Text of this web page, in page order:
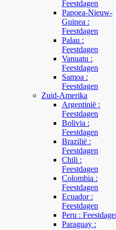
Feestdagen
Papoea-Nieuw-
Guinea :
Feestdagen
Palau :
Feestdagen
Vanuatu :
Feestdagen
Samoa :
Feestdagen
Zuid-Amerika
Argentinië :
Feestdagen
Bolivia :
Feestdagen
Brazilië :
Feestdagen
Chili :
Feestdagen
Colombia :
Feestdagen
Ecuador :
Feestdagen
Peru :
Paraguay :